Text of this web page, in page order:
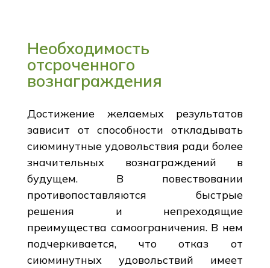
Необходимость
отсроченного
вознаграждения
Достижение желаемых результатов
зависит от способности откладывать
сиюминутные удовольствия ради более
значительных вознаграждений в
будущем. В повествовании
противопоставляются быстрые
решения и непреходящие
преимущества самоограничения. В нем
подчеркивается, что отказ от
сиюминутных удовольствий имеет